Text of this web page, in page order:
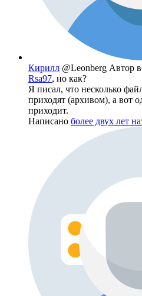
Кирилл @Leonberg Автор
Rsa97, но как?
Я писал, что несколько
приходят (архивом), а вот
приходит.
Написано более двух лет